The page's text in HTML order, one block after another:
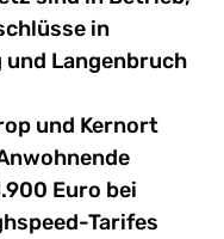
in
und Langenbruch
und Kernort
Euro bei
Tarifes